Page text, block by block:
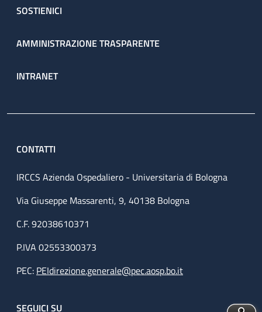
SOSTIENICI
AMMINISTRAZIONE TRASPARENTE
INTRANET
CONTATTI
IRCCS Azienda Ospedaliero - Universitaria di Bologna
Via Giuseppe Massarenti, 9, 40138 Bologna
C.F. 92038610371
P.IVA 02553300373
PEC: PEIdirezione.generale@pec.aosp.bo.it
SEGUICI SU